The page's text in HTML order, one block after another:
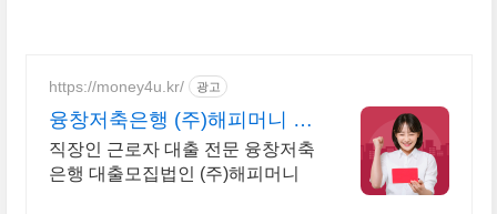
https://money4u.kr/ 광고
융창저축은행 (주)해피머니 최
대 8,000만원 까지!
직장인 근로자 대출 전문 융창저축
은행 대출모집법인 (주)해피머니